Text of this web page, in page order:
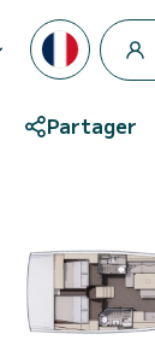
Partager